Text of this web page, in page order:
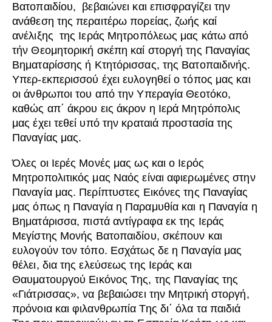
Βατοπαιδίου, βεβαιώνει και επισφραγίζει την
ανάθεση της περαιτέρω πορείας, ζωής καί
ανέλιξης της Ιεράς Μητροπόλεως μας κάτω από
τήν Θεομητορική σκέπη καί στοργή της Παναγίας
Βηματαρίσσης ή Κτητόρισσας, της Βατοπαιδινής.
Υπερ-εκπερισσού έχει ευλογηθεί ο τόπος μας και
οι άνθρωποι του από την Υπεραγία Θεοτόκο,
καθώς απ΄ άκρου εις άκρον η Ιερά Μητρόπολις
μας έχει τεθεί υπό την κραταιά προστασία της
Παναγίας μας.
Όλες οι Ιερές Μονές μας ως και ο Ιερός
Μητροπολιτικός μας Ναός είναι αφιερωμένες στην
Παναγία μας. Περίπτυστες Εικόνες της Παναγίας
μας όπως η Παναγία η Παραμυθία και η Παναγία η
Βηματάρισσα, πιστά αντίγραφα εκ της Ιεράς
Μεγίστης Μονής Βατοπαιδίου, σκέπουν και
ευλογούν τον τόπο. Εσχάτως δε η Παναγία μας
θέλει, δια της ελεύσεως της Ιεράς και
Θαυματουργού Εικόνος Της, της Παναγίας της
«Γιάτρισσας», να βεβαιώσει την Μητρική στοργή,
πρόνοια και φιλανθρωπία Της δι΄ όλα τα παιδιά